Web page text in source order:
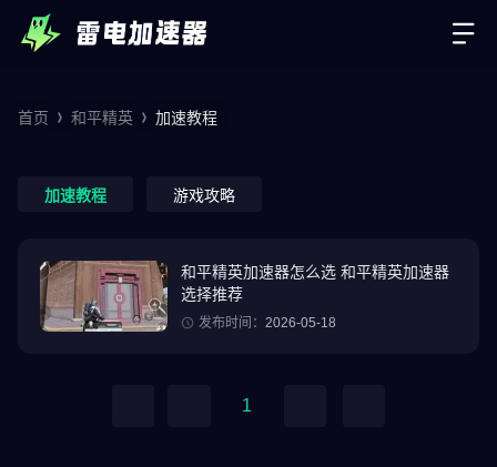
首页 和平精英 加速教程
加速教程 游戏攻略
和平精英加速器怎么选 和平精英加速器
选择推荐
发布时间： 2026-05-18
1